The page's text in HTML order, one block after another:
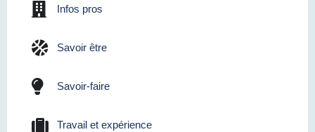
Infos pros
Savoir être
Savoir-faire
Travail et expérience